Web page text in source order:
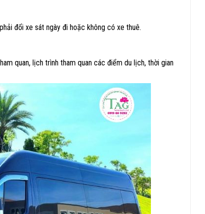
đổi xe sát ngày đi hoặc không có xe thuê.
quan, lịch trình tham quan các điểm du lịch, thời gian